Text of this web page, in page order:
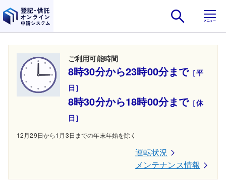
ナビゲーションをスキップし本文へ
登記・供託オンライン申請
ご利用可能時間
8時30分から23時00分まで［平
日］
8時30分から18時00分まで［休
日］
12月29日から1月3日までの年末年始を除く
運転状況
メンテナンス情報